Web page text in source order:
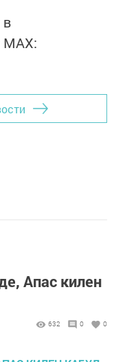
в
MАХ:
Апас килен
632 0 0